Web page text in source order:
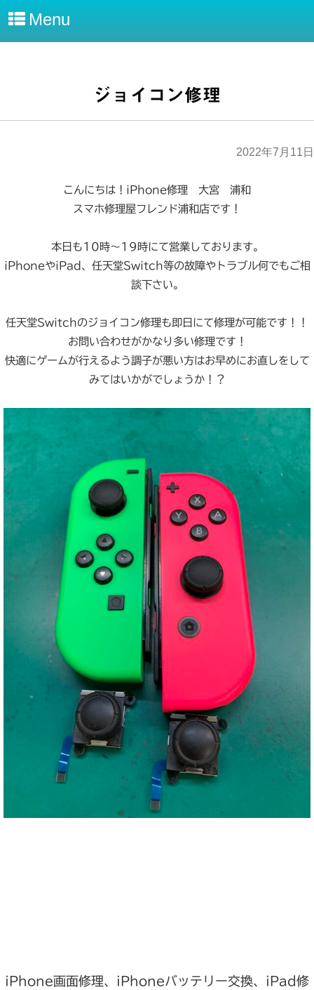
Menu
ジョイコン修理
2022年7月11日
こんにちは！iPhone修理 大宮 浦和
スマホ修理屋フレンド浦和店です！
本日も10時～19時にて営業しております。
iPhoneやiPad、任天堂Switch等の故障やトラブル何でもご相
談下さい。
任天堂Switchのジョイコン修理も即日にて修理が可能です！！
お問い合わせがかなり多い修理です！
快適にゲームが行えるよう調子が悪い方はお早めにお直しをして
みてはいかがでしょうか！？
iPhone画面修理、iPhoneバッテリー交換、iPad修